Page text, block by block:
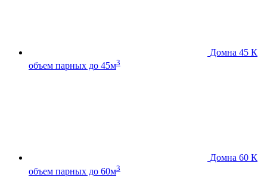
Домна 45 К
объем парных до 45м3
Домна 60 К
объем парных до 60м3